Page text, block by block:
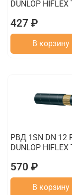
DUNLOP HIFLEX
427 ₽
В корзину
РВД 1SN DN 12
DUNLOP HIFLEX
570 ₽
В корзину